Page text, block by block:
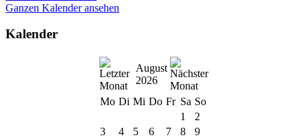
Ganzen Kalender ansehen
Kalender
August
2026
Mo Di Mi Do Fr Sa So
1
2
3
4 5 6 7 8
9